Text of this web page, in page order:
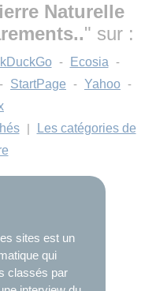
Naturelle
" sur :
- Ecosia -
- StartPage - Yahoo -
|
Les catégories de
sites est un
qui
classés par